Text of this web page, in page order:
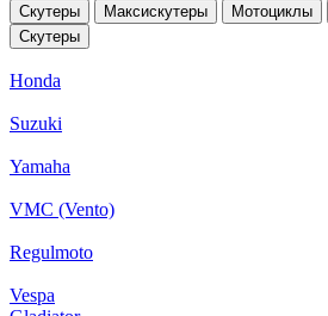
Скутеры Максискутеры Мотоциклы
Скутеры
Honda
Suzuki
Yamaha
VMC (Vento)
Regulmoto
Vespa